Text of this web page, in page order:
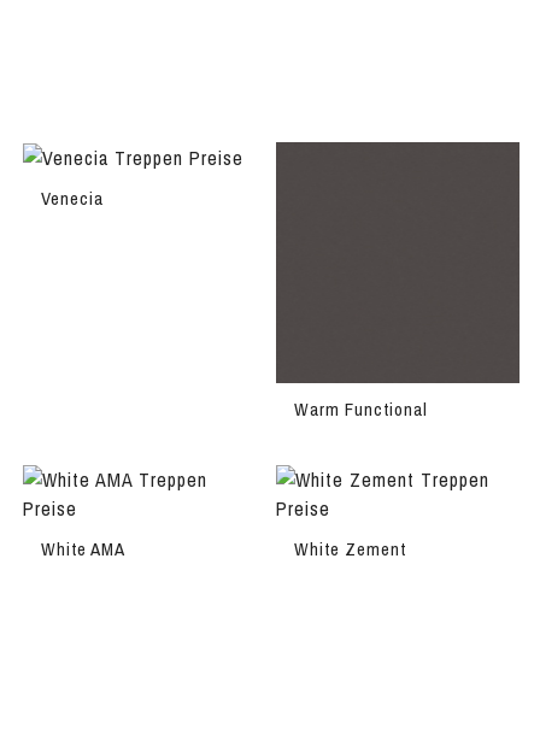
Venecia
Warm Functional
White AMA White Zement